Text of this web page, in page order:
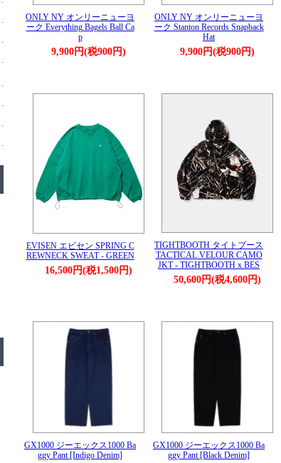
ONLY NY オンリーニューヨ
ーク Everything Bagels Ball Ca
p
9,900円(税900円)
ONLY NY オンリーニューヨ
ーク Stanton Records Snapback
Hat
9,900円(税900円)
EVISEN エビセン SPRING C
REWNECK SWEAT - GREEN
16,500円(税1,500円)
TIGHTBOOTH タイトブース
TACTICAL VELOUR CAMO
JKT - TIGHTBOOTH x BES
50,600円(税4,600円)
GX1000 ジーエックス1000 Ba
ggy Pant [Indigo Denim]
GX1000 ジーエックス1000 Ba
ggy Pant [Black Denim]